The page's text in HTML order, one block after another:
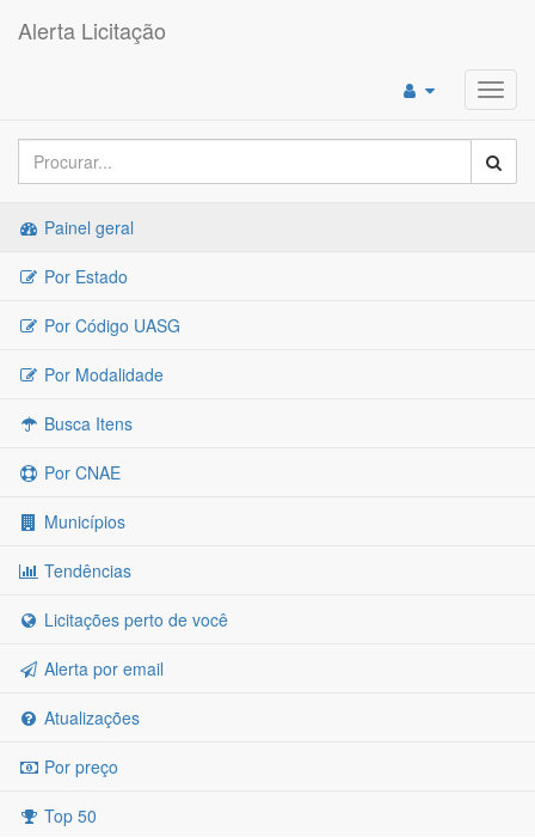
Alerta Licitação
Painel geral
Por Estado
Por Código UASG
Por Modalidade
Busca Itens
Por CNAE
Municípios
Tendências
Licitações perto de você
Alerta por email
Atualizações
Por preço
Top 50